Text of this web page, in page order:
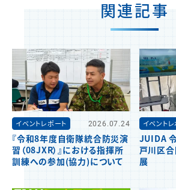
関連記事
イベントレポート 2026.07.24
『令和8年度自衛隊統合防災演
習（08JXR）』における指揮所
訓練への参加(協力)について
イベント
JUIDA
戸川区
展